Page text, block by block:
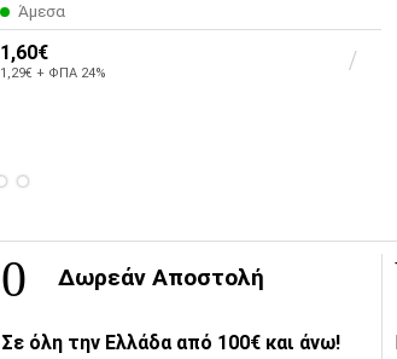
Άμεσα
1,60€
1,29€ + ΦΠΑ 24%
Δωρεάν Αποστολή
Σε όλη την Ελλάδα από 100€ και άνω!